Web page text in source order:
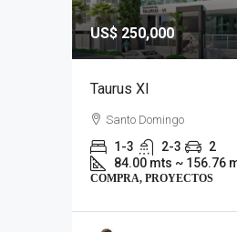
US$ 250,000
Taurus XI
Santo Domingo
1-3 2-3
2
84.00 mts ~ 156.76
COMPRA, PROYECTOS